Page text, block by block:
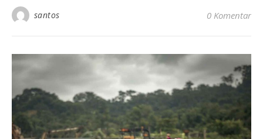
santos 0 Komentar